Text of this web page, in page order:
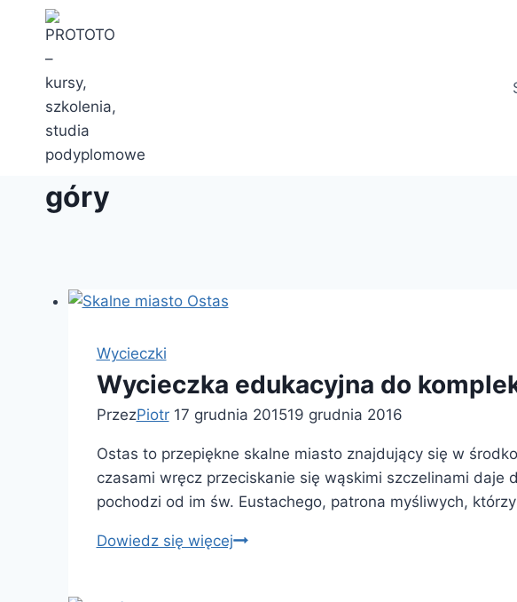
Przejdź
góry
Wycieczki
Wycieczka edukacyjna do
PrzezPiotr 17 grudnia 201519 grudnia 2016
Ostas to przepiękne skalne miasto znajdujący się w
czasami wręcz przeciskanie się wąskimi szczelinami
pochodzi od im św. Eustachego, patrona myśliwych,
Dowiedz się więcejWycieczka